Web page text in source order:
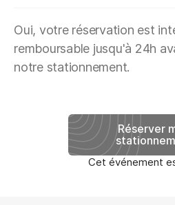
Oui, votre réservation est
remboursable jusqu'à 24h
notre stationnement.
Réserver
Cet événement